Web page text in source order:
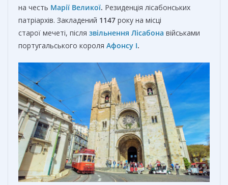
на честь Марії Великої. Резиденція лісабонських
патріархів. Закладений 1147 року на місці
старої мечеті, після звільнення Лісабона військами
португальського короля Афонсу І.